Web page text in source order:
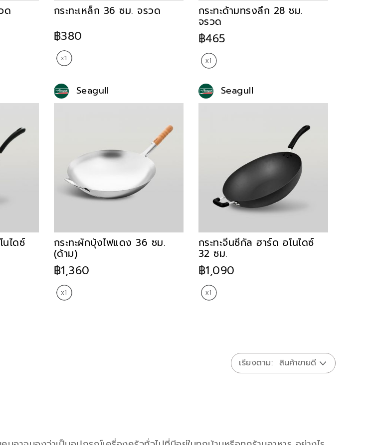
ด กระทะเหล็ก 36 ซม. จรวด
฿380
กระทะด้ามทรงลึก 28 ซม.
จรวด
฿465
นไดซ์
Seagull
กระทะผักบุ้งไฟแดง 36 ซม.
(ด้าม)
฿1,360
Seagull
กระทะจีนซีกัล ฮาร์ด อโนไดซ์
32 ซม.
฿1,090
เรียงตาม